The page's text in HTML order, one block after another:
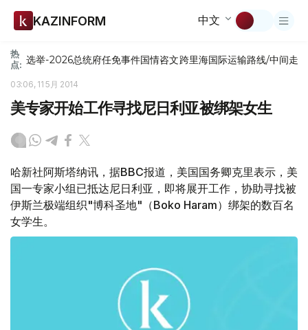
KAZINFORM 中文
热
点: 选举-2026总统府任免事件国情咨文跨里海国际运输路线/中间走廊
03:06, 11 5月 2014
美专家开始工作寻找尼日利亚被绑架女生
哈新社阿斯塔纳讯，据BBC报道，美国国务卿克里表示，美
国一专家小组已抵达尼日利亚，即将展开工作，协助寻找被
伊斯兰极端组织"博科圣地"（Boko Haram）绑架的数百名
女学生。